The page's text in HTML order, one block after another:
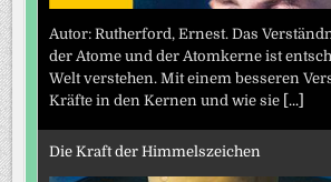
Autor: Rutherford, Ernest. Das
der Atome und der Atomkerne ist
Welt verstehen. Mit einem besseren
Kräfte in den Kernen und wie sie [...]
Die Kraft der Himmelszeichen